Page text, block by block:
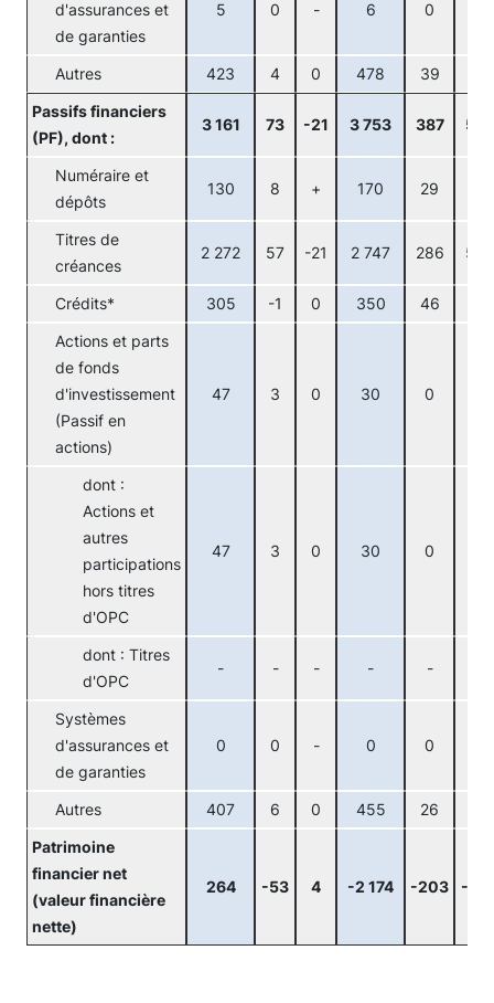
d'assurances et
de garanties
5 0 - 6 0
Autres 423 4 0 478 39
Passifs financiers
(PF), dont :
3 161 73 -21 3 753 387 53
Numéraire et
dépôts
130 8 + 170 29
Titres de
créances
2 272 57 -21 2 747 286 53
Crédits* 305 -1 0 350 46
Actions et parts
de fonds
d'investissement
(Passif en
actions)
47 3 0 30 0
dont :
Actions et
autres
participations
hors titres
d'OPC
47 3 0 30 0
dont : Titres
d'OPC
- - - - -
Systèmes
d'assurances et
de garanties
0 0 - 0 0
Autres 407 6 0 455 26
Patrimoine
financier net
(valeur financière
nette)
264 -53 4 -2 174 -203 -54